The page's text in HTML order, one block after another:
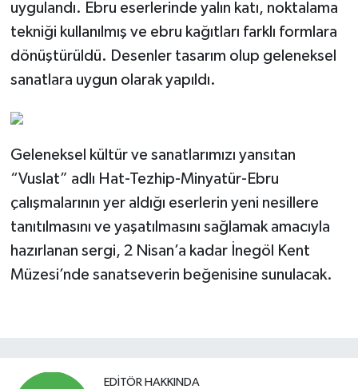
uygulandı. Ebru eserlerinde yalın katı, noktalama
tekniği kullanılmış ve ebru kağıtları farklı formlara
dönüştürüldü. Desenler tasarım olup geleneksel
sanatlara uygun olarak yapıldı.
Geleneksel kültür ve sanatlarımızı yansıtan
“Vuslat” adlı Hat-Tezhip-Minyatür-Ebru
çalışmalarının yer aldığı eserlerin yeni nesillere
tanıtılmasını ve yaşatılmasını sağlamak amacıyla
hazırlanan sergi, 2 Nisan’a kadar İnegöl Kent
Müzesi’nde sanatseverin beğenisine sunulacak.
EDITÖR HAKKINDA